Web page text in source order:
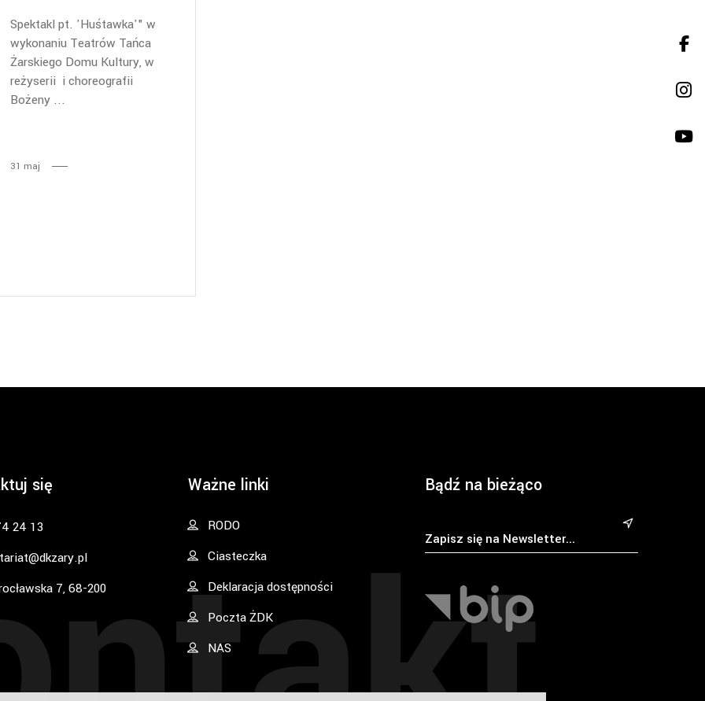
Spektakl pt. 'Huśtawka'" w
wykonaniu Teatrów Tańca
Żarskiego Domu Kultury, w
reżyserii i choreografii
Bożeny
31 maj
się
24 13
7, 68-200
Ważne linki
RODO
Ciasteczka
Deklaracja dostępności
Poczta ŻDK
NAS
Bądź na bieżąco
&